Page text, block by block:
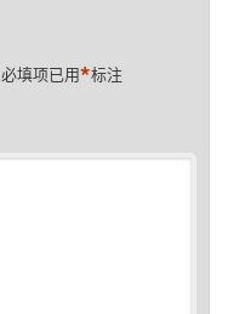
必填项已用*标注